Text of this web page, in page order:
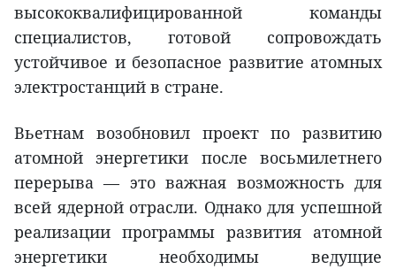
высококвалифицированной команды
специалистов, готовой сопровождать
устойчивое и безопасное развитие атомных
электростанций в стране.
Вьетнам возобновил проект по развитию
атомной энергетики после восьмилетнего
перерыва — это важная возможность для
всей ядерной отрасли. Однако для успешной
реализации программы развития атомной
энергетики необходимы ведущие